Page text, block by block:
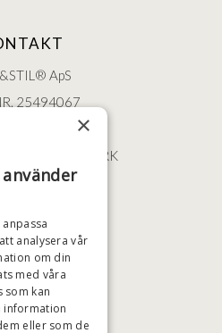
ApS
25494067
202
• DANMARK
008 12 60
×
analysera vår
om din
med våra
som kan
information
eller som de